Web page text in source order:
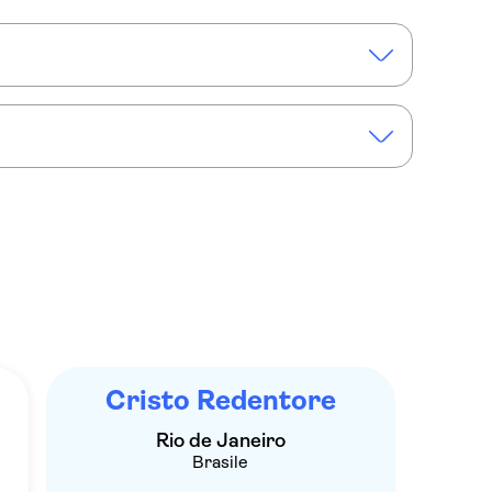
Cristo Redentore
Rio de Janeiro
Brasile